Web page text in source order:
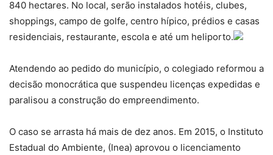
840 hectares. No local, serão instalados hotéis, clubes,
shoppings, campo de golfe, centro hípico, prédios e casas
residenciais, restaurante, escola e até um heliporto.
Atendendo ao pedido do município, o colegiado reformou a
decisão monocrática que suspendeu licenças expedidas e
paralisou a construção do empreendimento.
O caso se arrasta há mais de dez anos. Em 2015, o Instituto
Estadual do Ambiente, (Inea) aprovou o licenciamento